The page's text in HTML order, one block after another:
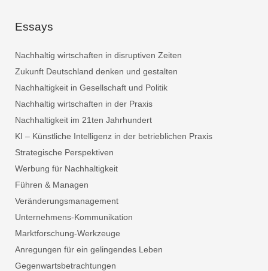
Essays
Nachhaltig wirtschaften in disruptiven Zeiten
Zukunft Deutschland denken und gestalten
Nachhaltigkeit in Gesellschaft und Politik
Nachhaltig wirtschaften in der Praxis
Nachhaltigkeit im 21ten Jahrhundert
KI – Künstliche Intelligenz in der betrieblichen Praxis
Strategische Perspektiven
Werbung für Nachhaltigkeit
Führen & Managen
Veränderungsmanagement
Unternehmens-Kommunikation
Marktforschung-Werkzeuge
Anregungen für ein gelingendes Leben
Gegenwartsbetrachtungen